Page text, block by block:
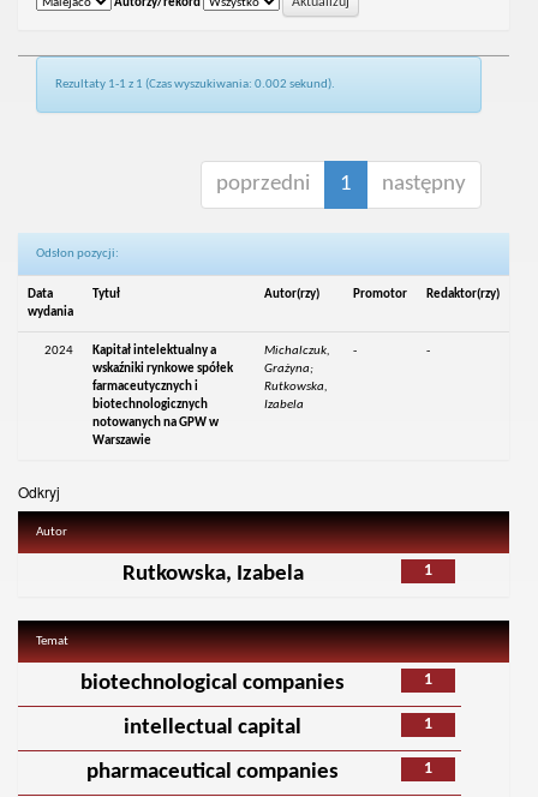
Autorzy/rekord
Rezultaty 1-1 z 1 (Czas wyszukiwania: 0.002 sekund).
poprzedni 1 następny
Odsłon pozycji:
Data
wydania
Tytuł Autor(rzy) Promotor Redaktor(rzy)
2024
Kapitał intelektualny a
wskaźniki rynkowe spółek
farmaceutycznych i
biotechnologicznych
notowanych na GPW w
Warszawie
Michalczuk,
Grażyna;
Rutkowska,
Izabela
- -
Odkryj
Autor
1
Rutkowska, Izabela
Temat
1
biotechnological companies
1
intellectual capital
1
pharmaceutical companies